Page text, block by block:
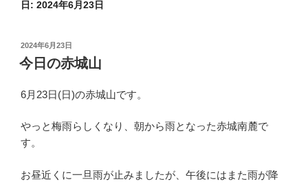
日: 2024年6月23日
投
稿
日:
2024年6月23日
今日の赤城山
6月23日(日)の赤城山です。
やっと梅雨らしくなり、朝から雨となった赤城南麓で
す。
お昼近くに一旦雨が止みましたが、午後にはまた雨が降